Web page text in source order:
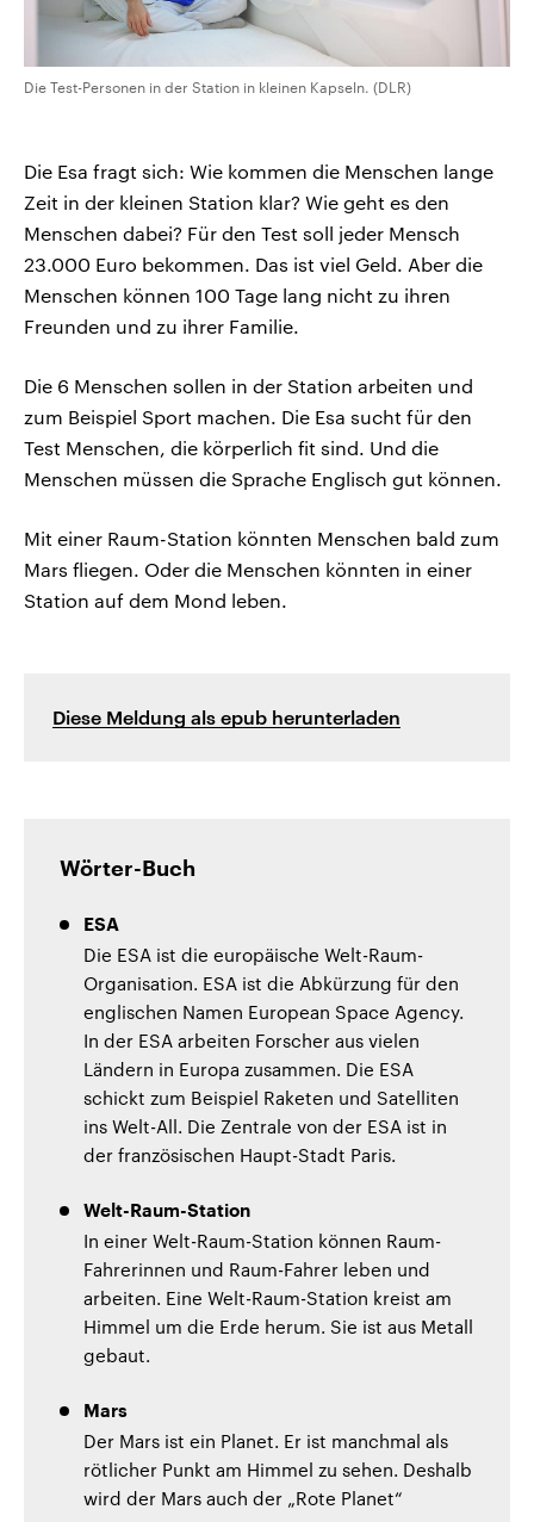
Die Test-Personen in der Station in kleinen Kapseln. (DLR)
Die Esa fragt sich: Wie kommen die Menschen lange
Zeit in der kleinen Station klar? Wie geht es den
Menschen dabei? Für den Test soll jeder Mensch
23.000 Euro bekommen. Das ist viel Geld. Aber die
Menschen können 100 Tage lang nicht zu ihren
Freunden und zu ihrer Familie.
Die 6 Menschen sollen in der Station arbeiten und
zum Beispiel Sport machen. Die Esa sucht für den
Test Menschen, die körperlich fit sind. Und die
Menschen müssen die Sprache Englisch gut können.
Mit einer Raum-Station könnten Menschen bald zum
Mars fliegen. Oder die Menschen könnten in einer
Station auf dem Mond leben.
Diese Meldung als epub herunterladen
Wörter-Buch
ESA
Die ESA ist die europäische Welt-Raum-
Organisation. ESA ist die Abkürzung für den
englischen Namen European Space Agency.
In der ESA arbeiten Forscher aus vielen
Ländern in Europa zusammen. Die ESA
schickt zum Beispiel Raketen und Satelliten
ins Welt-All. Die Zentrale von der ESA ist in
der französischen Haupt-Stadt Paris.
Welt-Raum-Station
In einer Welt-Raum-Station können Raum-
Fahrerinnen und Raum-Fahrer leben und
arbeiten. Eine Welt-Raum-Station kreist am
Himmel um die Erde herum. Sie ist aus Metall
gebaut.
Mars
Der Mars ist ein Planet. Er ist manchmal als
rötlicher Punkt am Himmel zu sehen. Deshalb
wird der Mars auch der „Rote Planet“